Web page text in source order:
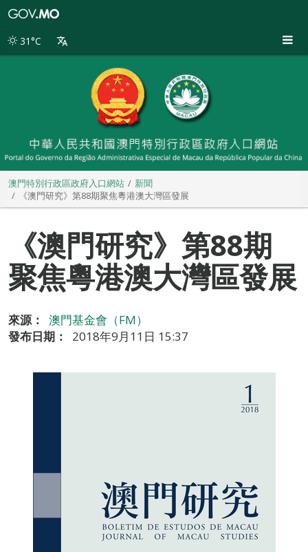
別
31°C
澳門特別行政區政府入口網站
新聞
《澳門研究》第88期聚焦粵港澳大灣區發展
《澳門研究》第88期
聚焦粵港澳大灣區發展
來源：
澳門基金會（FM）
發布日期：
2018年9月11日 15:37